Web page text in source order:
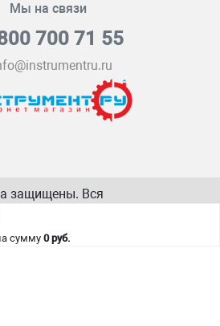
Мы на связи
700 71 55
защищены. Вся
сумму 0 руб.